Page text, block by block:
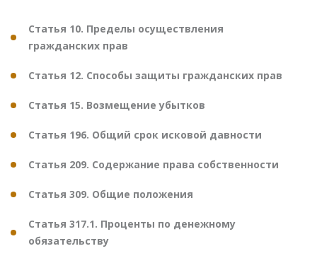
Статья 10. Пределы осуществления
гражданских прав
Статья 12. Способы защиты гражданских прав
Статья 15. Возмещение убытков
Статья 196. Общий срок исковой давности
Статья 209. Содержание права собственности
Статья 309. Общие положения
Статья 317.1. Проценты по денежному
обязательству